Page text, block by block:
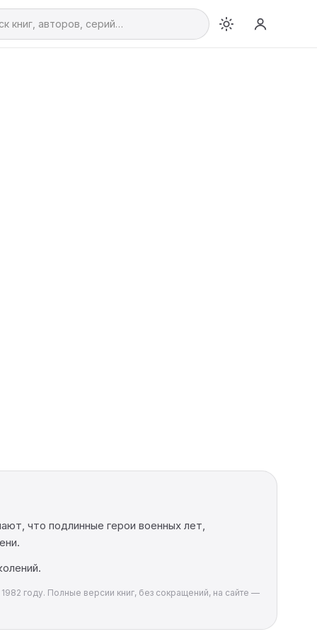
что подлинные герои военных лет,
году. Полные версии книг, без сокращений, на сайте —